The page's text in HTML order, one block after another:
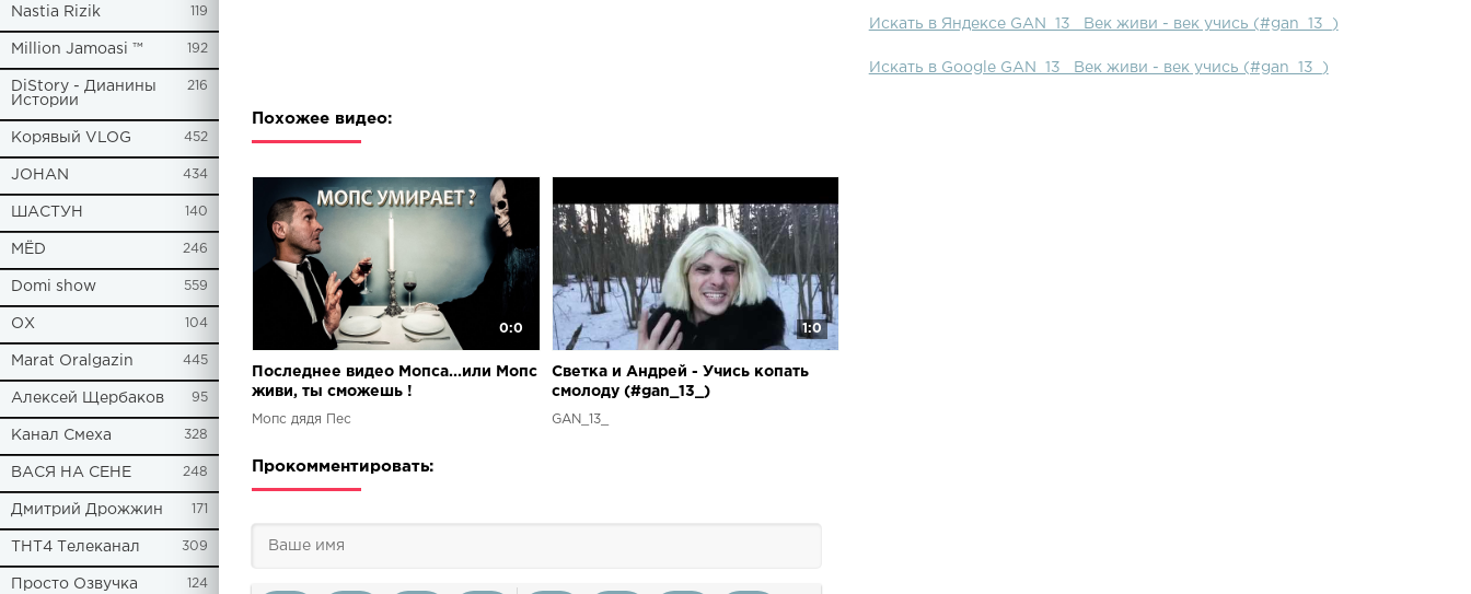
Nastia Rizik 119
Million Jamoasi ™ 192
DiStory - Дианины
Истории
216
Корявый VLOG 452
JOHAN 434
ШАСТУН 140
МЁD 246
Domi show 559
ОХ 104
Marat Oralgazin 445
Алексей Щербаков 95
Канал Смеха 328
ВАСЯ НА СЕНЕ 248
Дмитрий Дрожжин 171
ТНТ4 Телеканал 309
Просто Озвучка 124
Искать в Яндексе GAN_13_ Век живи - век учись (#gan_13_)
Искать в Google GAN_13_ Век живи - век учись (#gan_13_)
Похожее видео:
0:0
Последнее видео Мопса...или Мопс
живи, ты сможешь !
Мопс дядя Пес
1:0
Светка и Андрей - Учись копать
смолоду (#gan_13_)
GAN_13_
Прокомментировать: